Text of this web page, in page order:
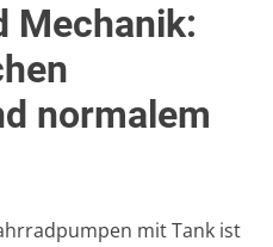
Mechanik:
normalem
mit Tank ist